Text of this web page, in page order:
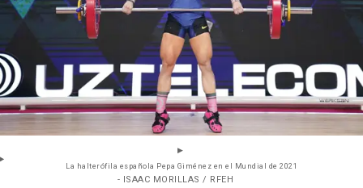
La halterófila española Pepa Giménez en el Mundial de 2021
- ISAAC MORILLAS / RFEH